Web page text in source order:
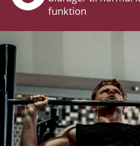
funktion